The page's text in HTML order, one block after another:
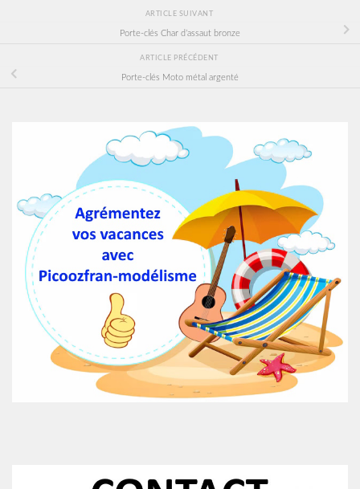
ARTICLE SUIVANT
Porte-clés Char d’assaut bronze
ARTICLE PRÉCÉDENT
Porte-clés Moto métal argenté